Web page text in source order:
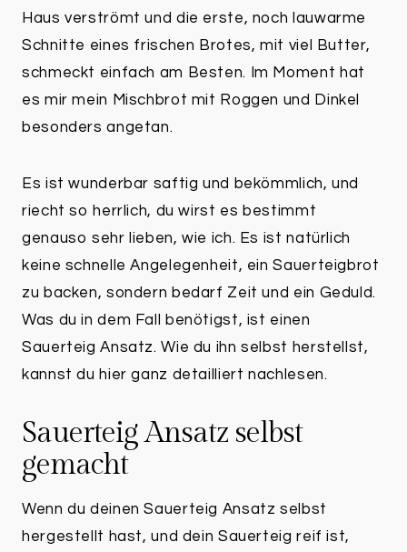
Haus verströmt und die erste, noch lauwarme
Schnitte eines frischen Brotes, mit viel Butter,
schmeckt einfach am Besten. Im Moment hat
es mir mein Mischbrot mit Roggen und Dinkel
besonders angetan.
Es ist wunderbar saftig und bekömmlich, und
riecht so herrlich, du wirst es bestimmt
genauso sehr lieben, wie ich. Es ist natürlich
keine schnelle Angelegenheit, ein Sauerteigbrot
zu backen, sondern bedarf Zeit und ein Geduld.
Was du in dem Fall benötigst, ist einen
Sauerteig Ansatz. Wie du ihn selbst herstellst,
kannst du hier ganz detailliert nachlesen.
Sauerteig Ansatz selbst
gemacht
Wenn du deinen Sauerteig Ansatz selbst
hergestellt hast, und dein Sauerteig reif ist,